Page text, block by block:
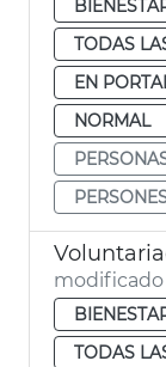
TODAS
EN
NORMAL
modificado
TODAS